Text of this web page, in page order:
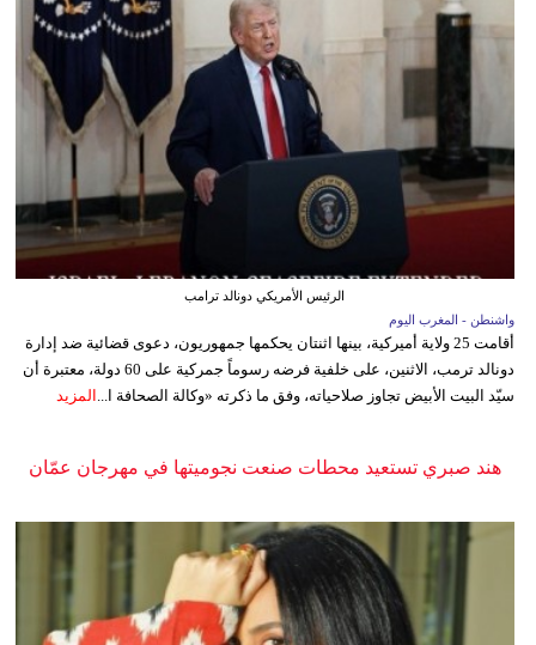
الرئيس الأمريكي دونالد ترامب
واشنطن - المغرب اليوم
أقامت 25 ولاية أميركية، بينها اثنتان يحكمها جمهوريون، دعوى قضائية ضد إدارة
دونالد ترمب، الاثنين، على خلفية فرضه رسوماً جمركية على 60 دولة، معتبرة أن
سيّد البيت الأبيض تجاوز صلاحياته، وفق ما ذكرته «وكالة الصحافة ا... المزيد
هند صبري تستعيد محطات صنعت نجوميتها في مهرجان عمّان